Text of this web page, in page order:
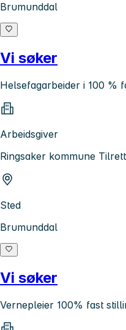
Brumunddal
Vi søker
Helsefagarbeider i 100 %
Arbeidsgiver
Ringsaker kommune
Sted
Brumunddal
Vi søker
Vernepleier 100% fast